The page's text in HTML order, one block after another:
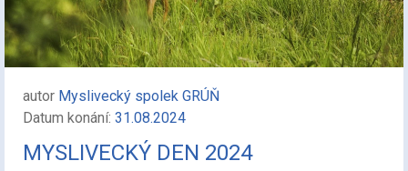
autor Myslivecký spolek GRÚŇ
Datum konání: 31.08.2024
MYSLIVECKÝ DEN 2024